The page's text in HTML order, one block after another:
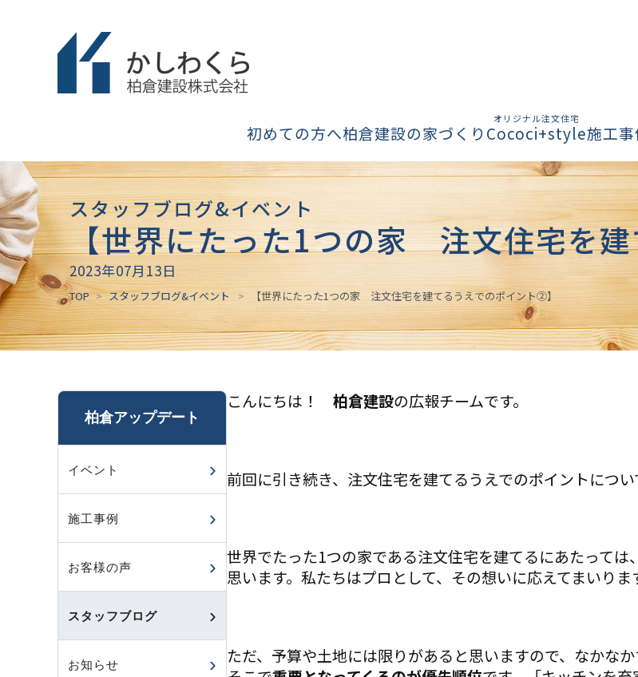
初めての方へ柏倉建設の家づくり
オリジナル注文住宅
Cococi+style施工事
スタッフブログ&イベント
【世界にたった1つの家 注文住宅を
2023年07月13日
TOP スタッフブログ&イベント 【世界にたった1つの家 注文住宅を建てるうえでのポイント②】
こんにちは！ 柏倉建設の広報チームです。
前回に引き続き、注文住宅を建てるうえでのポイントについ
世界でたった1つの家である注文住宅を建てるにあたって
思います。私たちはプロとして、その想いに応えてまいりま
ただ、予算や土地には限りがあると思いますので、なかな
柏倉アップデート
イベント
施工事例
お客様の声
スタッフブログ
お知らせ